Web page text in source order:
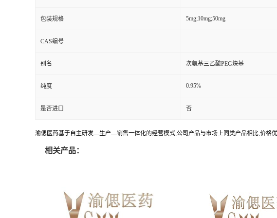
包装规格 5mg;10mg;50mg
CAS编号
别名 次氨基三乙酸PEG炔基
纯度 0.95%
是否进口 否
渝偲医药基于自主研发—生产—销售一体化的经营模式,公司产品与市场上同类产品相比,价格
相关产品：